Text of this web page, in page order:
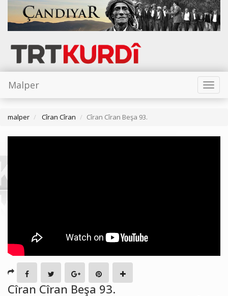
Toggle
Malper
malper Cîran Cîran Cîran Cîran Beşa 93.
Cîran Cîran Beşa 93.